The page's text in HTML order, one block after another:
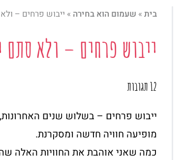
בית » שעמום הוא בחירה » ייבוש פרחים –
ייבוש פרחים – ולא
12 תגובות
ייבוש פרחים – בשלוש שנים
מופיעה חוויה חדשה ומסקרנת.
כמה שאני אוהבת את החוויות האלה